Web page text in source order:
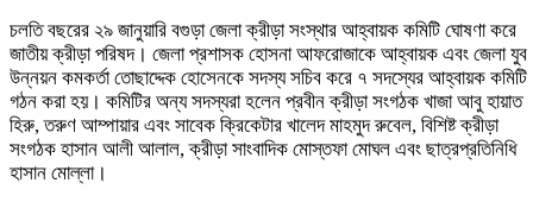
চলতি বছরের ২৯ জানুয়ারি বগুড়া জেলা ক্রীড়া সংস্থার আহ্বায়ক কমিটি ঘোষণা করে
জাতীয় ক্রীড়া পরিষদ। জেলা প্রশাসক হোসনা আফরোজাকে আহ্বায়ক এবং জেলা যুব
উন্নয়ন কমকর্তা তোছাদ্দেক হোসেনকে সদস্য সচিব করে ৭ সদস্যের আহ্বায়ক কমিটি
গঠন করা হয়। কমিটির অন্য সদস্যরা হলেন প্রবীন ক্রীড়া সংগঠক খাজা আবু হায়াত
হিরু, তরুণ আম্পায়ার এবং সাবেক ক্রিকেটার খালেদ মাহমুদ রুবেল, বিশিষ্ট ক্রীড়া
সংগঠক হাসান আলী আলাল, ক্রীড়া সাংবাদিক মোস্তফা মোঘল এবং ছাত্রপ্রতিনিধি
হাসান মোল্লা।